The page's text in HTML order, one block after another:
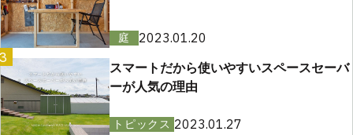
庭
2023.01.20
スマートだから使いやすいスペースセーバ
ーが人気の理由
トピックス 2023.01.27